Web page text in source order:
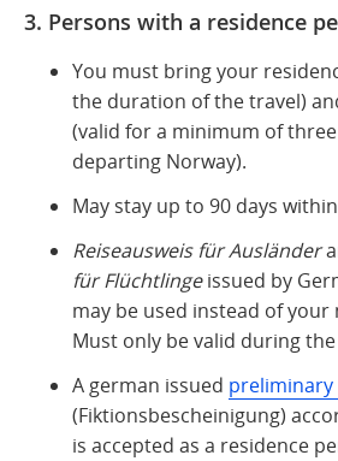
3. Persons with a residence
You must bring your
the duration of the travel)
(valid for a minimum of
departing Norway).
May stay up to 90 days
Reiseausweis für Ausländer
für Flüchtlingeissued by
may be used instead of
Must only be valid during
A german issued
(Fiktionsbescheinigung)
is accepted as a residence